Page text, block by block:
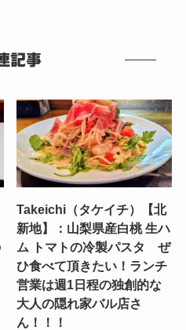
記事
Takeichi（タケイチ）【北
新地】：山梨県産白桃 生ハ
ム トマトの冷製パスタ ぜ
ひ食べて頂きたい！ランチ
営業は週1日程の独創的な
大人の隠れ家バル店さ
ん！！！